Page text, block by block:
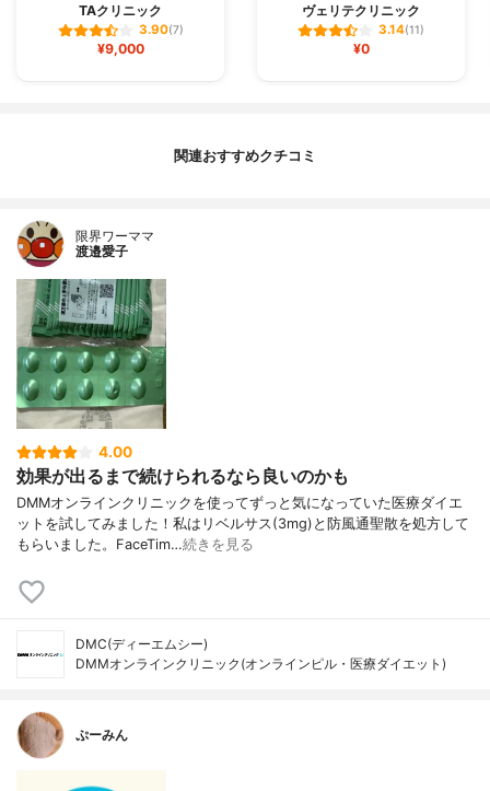
TAクリニック
3.90(7)
¥9,000
ヴェリテクリニック
3.14(11)
¥0
関連おすすめクチコミ
限界ワーママ
渡邉愛子
4.00
効果が出るまで続けられるなら良いのかも
DMMオンラインクリニックを使ってずっと気になっていた医療ダイエ
ットを試してみました！私はリベルサス(3mg)と防風通聖散を処方して
もらいました。FaceTim…続きを見る
DMC(ディーエムシー)
DMMオンラインクリニック(オンラインピル・医療ダイエット)
ぷーみん